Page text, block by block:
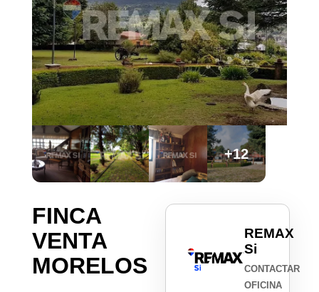
+12
FINCA
VENTA
MORELOS
REMAX
Si
CONTACTAR
OFICINA